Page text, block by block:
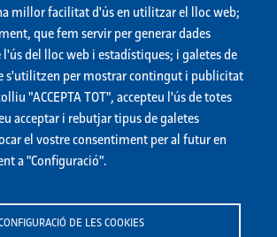
en PDF
millor facilitat d'ús en utilitzar el lloc web;
que fem servir per generar dades
l'ús del lloc web i estadístiques; i galetes de
s'utilitzen per mostrar contingut i publicitat
"ACCEPTA TOT", accepteu l'ús de totes
acceptar i rebutjar tipus de galetes
el vostre consentiment per al futur en
a "Configuració".
DE LES COOKIES